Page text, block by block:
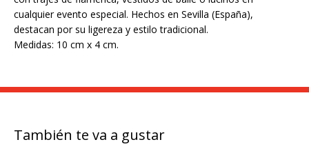
cualquier evento especial. Hechos en Sevilla (España),
destacan por su ligereza y estilo tradicional.
Medidas: 10 cm x 4 cm.
También te va a gustar